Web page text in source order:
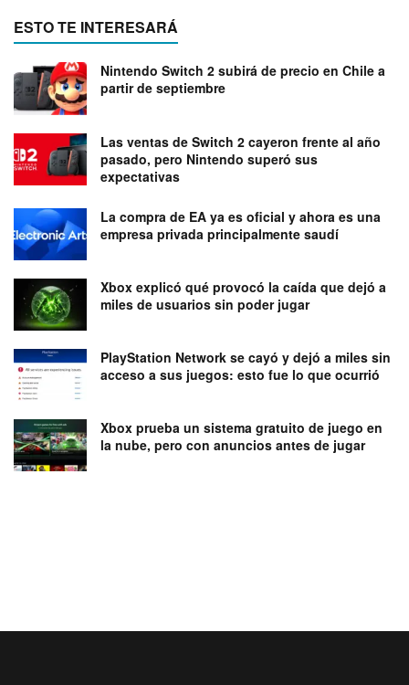
ESTO TE INTERESARÁ
Nintendo Switch 2 subirá de precio en Chile a
partir de septiembre
Las ventas de Switch 2 cayeron frente al año
pasado, pero Nintendo superó sus
expectativas
La compra de EA ya es oficial y ahora es una
empresa privada principalmente saudí
Xbox explicó qué provocó la caída que dejó a
miles de usuarios sin poder jugar
PlayStation Network se cayó y dejó a miles sin
acceso a sus juegos: esto fue lo que ocurrió
Xbox prueba un sistema gratuito de juego en
la nube, pero con anuncios antes de jugar